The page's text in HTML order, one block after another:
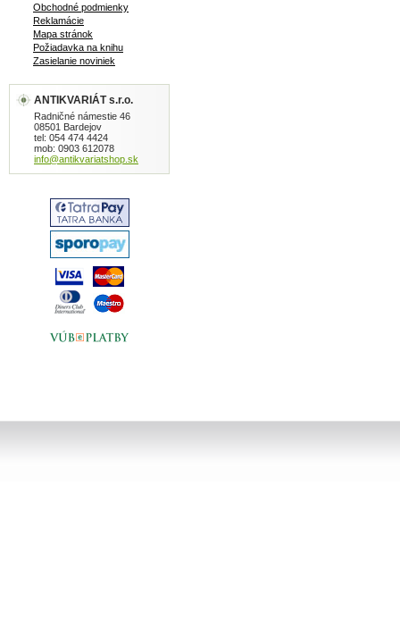
Obchodné podmienky
Reklamácie
Mapa stránok
Požiadavka na knihu
Zasielanie noviniek
ANTIKVARIÁT s.r.o.
Radničné námestie 46
08501 Bardejov
tel: 054 474 4424
mob: 0903 612078
info@antikvariatshop.sk